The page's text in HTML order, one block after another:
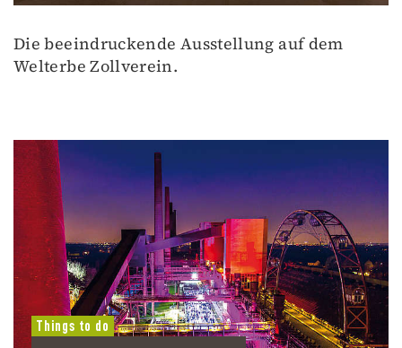
Die beeindruckende Ausstellung auf dem
Welterbe Zollverein.
Things to do